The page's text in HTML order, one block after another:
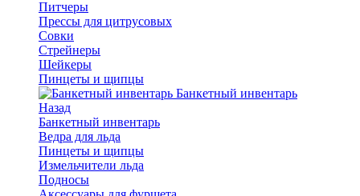
Питчеры
Прессы для цитрусовых
Совки
Стрейнеры
Шейкеры
Пинцеты и щипцы
Банкетный инвентарь
Назад
Банкетный инвентарь
Ведра для льда
Пинцеты и щипцы
Измельчители льда
Подносы